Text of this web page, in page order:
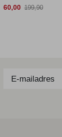
60,00 199,90